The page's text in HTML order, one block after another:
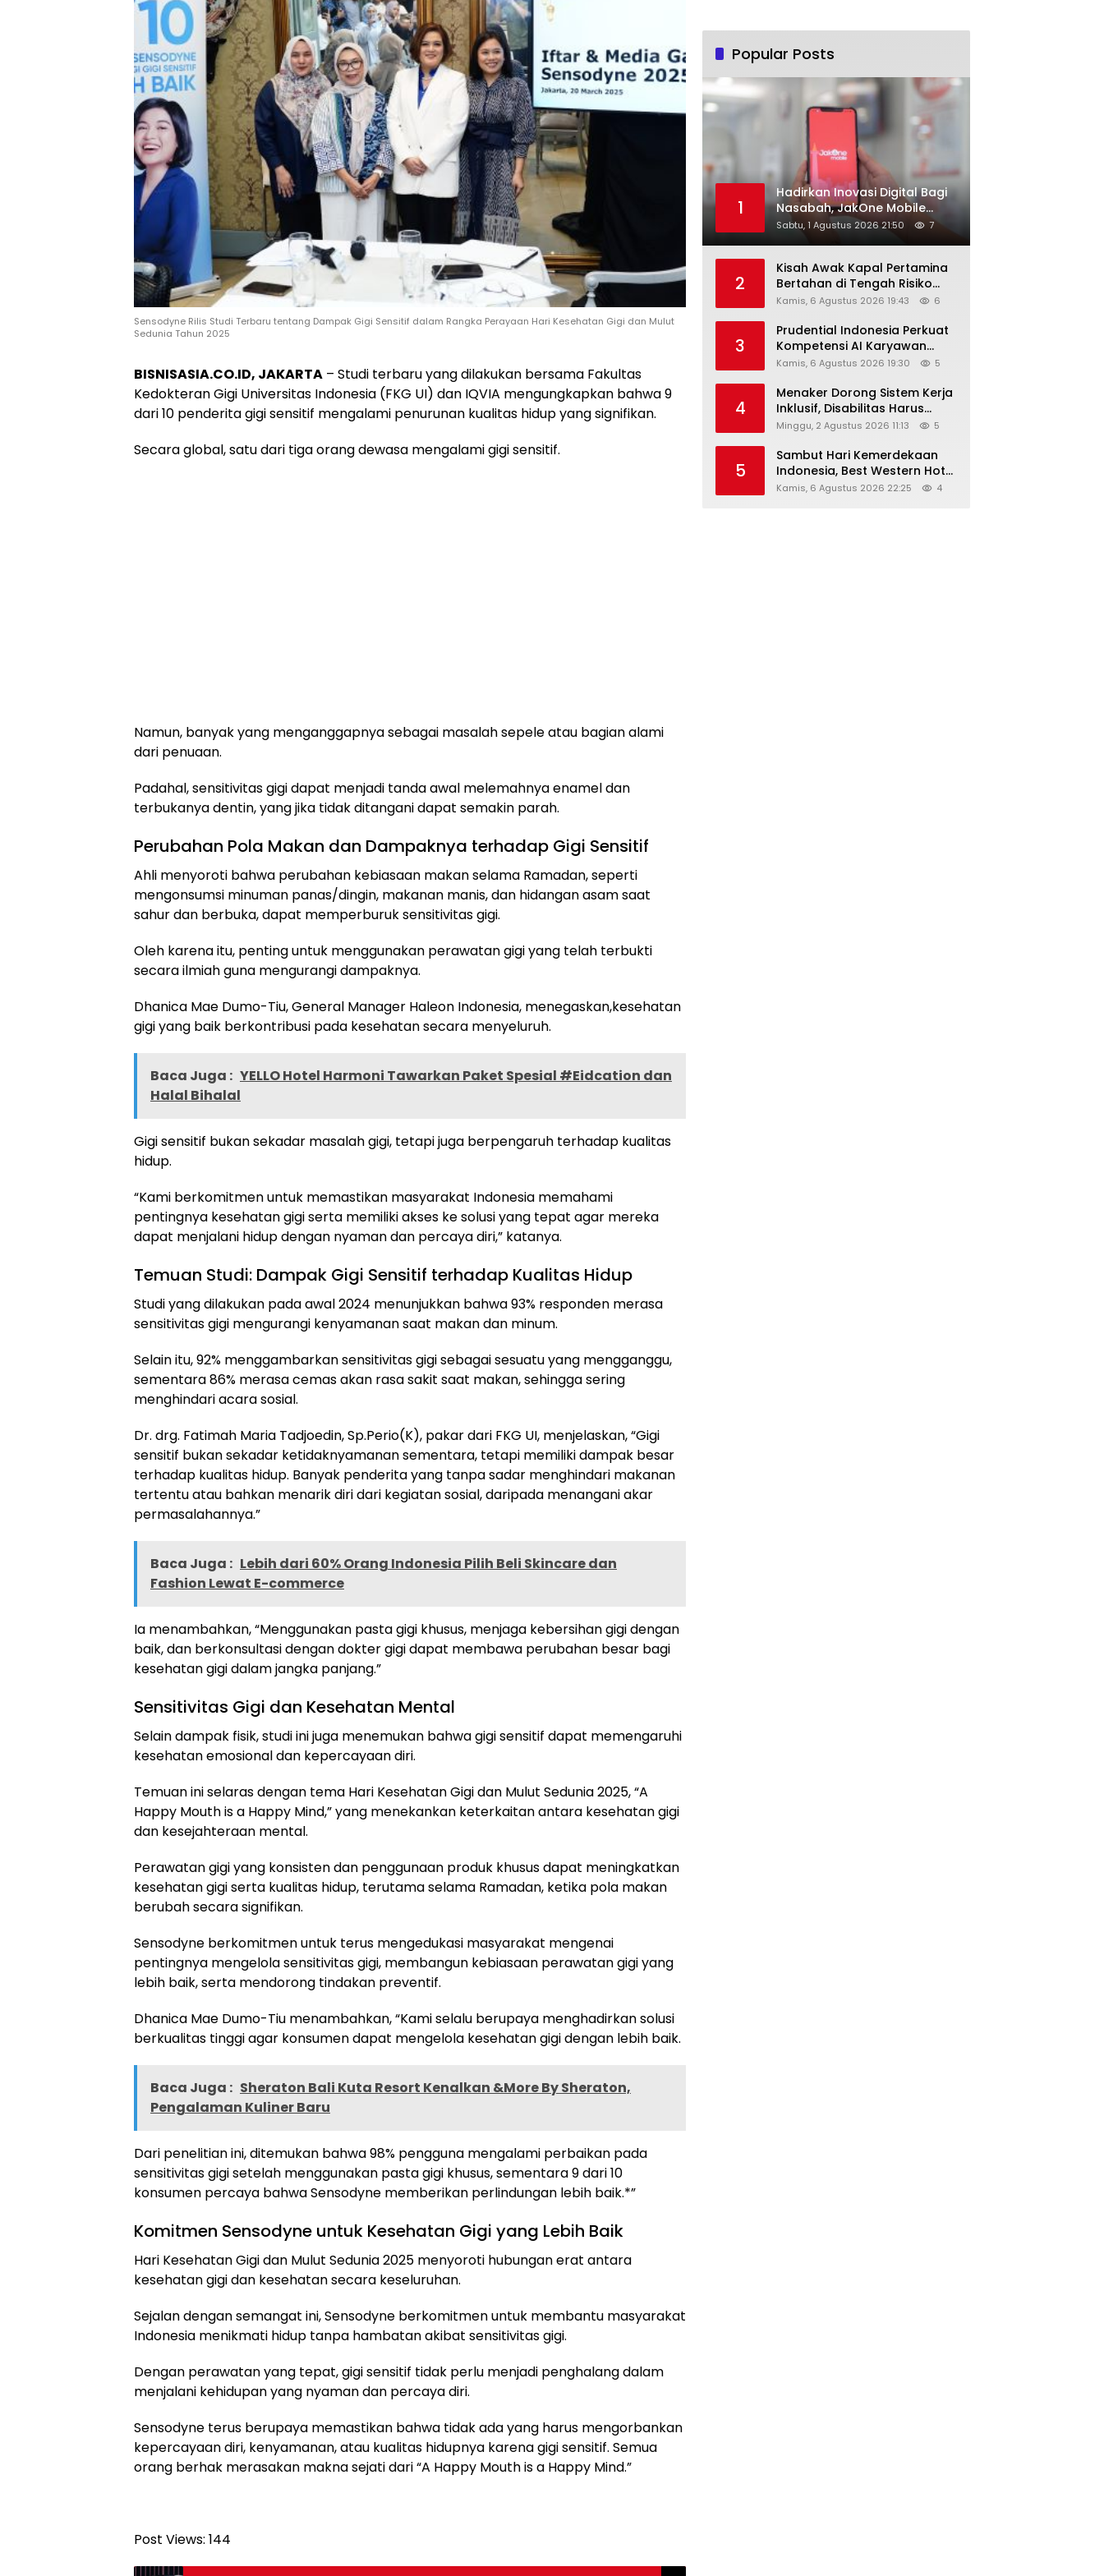
Sensodyne Rilis Studi Terbaru tentang Dampak Gigi Sensitif dalam Rangka Perayaan Hari Kesehatan Gigi dan Mulut
Sedunia Tahun 2025
BISNISASIA.CO.ID, JAKARTA – Studi terbaru yang dilakukan bersama Fakultas
Kedokteran Gigi Universitas Indonesia (FKG UI) dan IQVIA mengungkapkan bahwa 9
dari 10 penderita gigi sensitif mengalami penurunan kualitas hidup yang signifikan.
Secara global, satu dari tiga orang dewasa mengalami gigi sensitif.
Namun, banyak yang menganggapnya sebagai masalah sepele atau bagian alami
dari penuaan.
Padahal, sensitivitas gigi dapat menjadi tanda awal melemahnya enamel dan
terbukanya dentin, yang jika tidak ditangani dapat semakin parah.
Perubahan Pola Makan dan Dampaknya terhadap Gigi Sensitif
Ahli menyoroti bahwa perubahan kebiasaan makan selama Ramadan, seperti
mengonsumsi minuman panas/dingin, makanan manis, dan hidangan asam saat
sahur dan berbuka, dapat memperburuk sensitivitas gigi.
Oleh karena itu, penting untuk menggunakan perawatan gigi yang telah terbukti
secara ilmiah guna mengurangi dampaknya.
Dhanica Mae Dumo-Tiu, General Manager Haleon Indonesia, menegaskan,kesehatan
gigi yang baik berkontribusi pada kesehatan secara menyeluruh.
Baca Juga : YELLO Hotel Harmoni Tawarkan Paket Spesial #Eidcation dan
Halal Bihalal
Gigi sensitif bukan sekadar masalah gigi, tetapi juga berpengaruh terhadap kualitas
hidup.
“Kami berkomitmen untuk memastikan masyarakat Indonesia memahami
pentingnya kesehatan gigi serta memiliki akses ke solusi yang tepat agar mereka
dapat menjalani hidup dengan nyaman dan percaya diri,” katanya.
Temuan Studi: Dampak Gigi Sensitif terhadap Kualitas Hidup
Studi yang dilakukan pada awal 2024 menunjukkan bahwa 93% responden merasa
sensitivitas gigi mengurangi kenyamanan saat makan dan minum.
Selain itu, 92% menggambarkan sensitivitas gigi sebagai sesuatu yang mengganggu,
sementara 86% merasa cemas akan rasa sakit saat makan, sehingga sering
menghindari acara sosial.
Dr. drg. Fatimah Maria Tadjoedin, Sp.Perio(K), pakar dari FKG UI, menjelaskan, “Gigi
sensitif bukan sekadar ketidaknyamanan sementara, tetapi memiliki dampak besar
terhadap kualitas hidup. Banyak penderita yang tanpa sadar menghindari makanan
tertentu atau bahkan menarik diri dari kegiatan sosial, daripada menangani akar
permasalahannya.”
Baca Juga : Lebih dari 60% Orang Indonesia Pilih Beli Skincare dan
Fashion Lewat E-commerce
Ia menambahkan, “Menggunakan pasta gigi khusus, menjaga kebersihan gigi dengan
baik, dan berkonsultasi dengan dokter gigi dapat membawa perubahan besar bagi
kesehatan gigi dalam jangka panjang.”
Sensitivitas Gigi dan Kesehatan Mental
Selain dampak fisik, studi ini juga menemukan bahwa gigi sensitif dapat memengaruhi
kesehatan emosional dan kepercayaan diri.
Temuan ini selaras dengan tema Hari Kesehatan Gigi dan Mulut Sedunia 2025, “A
Happy Mouth is a Happy Mind,” yang menekankan keterkaitan antara kesehatan gigi
dan kesejahteraan mental.
Perawatan gigi yang konsisten dan penggunaan produk khusus dapat meningkatkan
kesehatan gigi serta kualitas hidup, terutama selama Ramadan, ketika pola makan
berubah secara signifikan.
Sensodyne berkomitmen untuk terus mengedukasi masyarakat mengenai
pentingnya mengelola sensitivitas gigi, membangun kebiasaan perawatan gigi yang
lebih baik, serta mendorong tindakan preventif.
Dhanica Mae Dumo-Tiu menambahkan, “Kami selalu berupaya menghadirkan solusi
berkualitas tinggi agar konsumen dapat mengelola kesehatan gigi dengan lebih baik.
Baca Juga : Sheraton Bali Kuta Resort Kenalkan &More By Sheraton,
Pengalaman Kuliner Baru
Dari penelitian ini, ditemukan bahwa 98% pengguna mengalami perbaikan pada
sensitivitas gigi setelah menggunakan pasta gigi khusus, sementara 9 dari 10
konsumen percaya bahwa Sensodyne memberikan perlindungan lebih baik.*”
Komitmen Sensodyne untuk Kesehatan Gigi yang Lebih Baik
Hari Kesehatan Gigi dan Mulut Sedunia 2025 menyoroti hubungan erat antara
kesehatan gigi dan kesehatan secara keseluruhan.
Sejalan dengan semangat ini, Sensodyne berkomitmen untuk membantu masyarakat
Indonesia menikmati hidup tanpa hambatan akibat sensitivitas gigi.
Dengan perawatan yang tepat, gigi sensitif tidak perlu menjadi penghalang dalam
menjalani kehidupan yang nyaman dan percaya diri.
Sensodyne terus berupaya memastikan bahwa tidak ada yang harus mengorbankan
kepercayaan diri, kenyamanan, atau kualitas hidupnya karena gigi sensitif. Semua
orang berhak merasakan makna sejati dari “A Happy Mouth is a Happy Mind.”
Post Views: 144
Popular Posts
1
Hadirkan Inovasi Digital Bagi
Nasabah, JakOne Mobile
Antar Bank Jakarta Sukses
Raih Digital Excellence
Sabtu, 1 Agustus 2026 21:50 7
2
Kisah Awak Kapal Pertamina
Bertahan di Tengah Risiko
Pelayaran Selat Hormuz
Kamis, 6 Agustus 2026 19:43 6
3
Prudential Indonesia Perkuat
Kompetensi AI Karyawan
Lewat AI Week
Kamis, 6 Agustus 2026 19:30 5
4
Menaker Dorong Sistem Kerja
Inklusif, Disabilitas Harus
Dapat Kesempatan Setara
Minggu, 2 Agustus 2026 11:13 5
5
Sambut Hari Kemerdekaan
Indonesia, Best Western Hotel
Hadirkan The Freedom Stay
Kamis, 6 Agustus 2026 22:25 4